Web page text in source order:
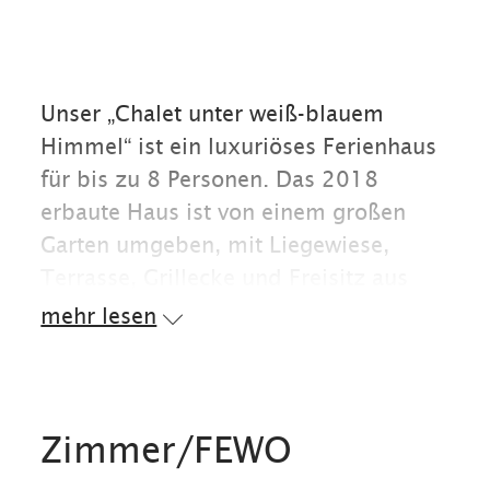
Unser „Chalet unter weiß-blauem
Himmel“ ist ein luxuriöses Ferienhaus
für bis zu 8 Personen. Das 2018
erbaute Haus ist von einem großen
Garten umgeben, mit Liegewiese,
Naturstein, angrenzend an einen
Obergeschoss können Sie in einem
bayrisch traditionellem aber doch
mehr lesen
Zimmer/FEWO